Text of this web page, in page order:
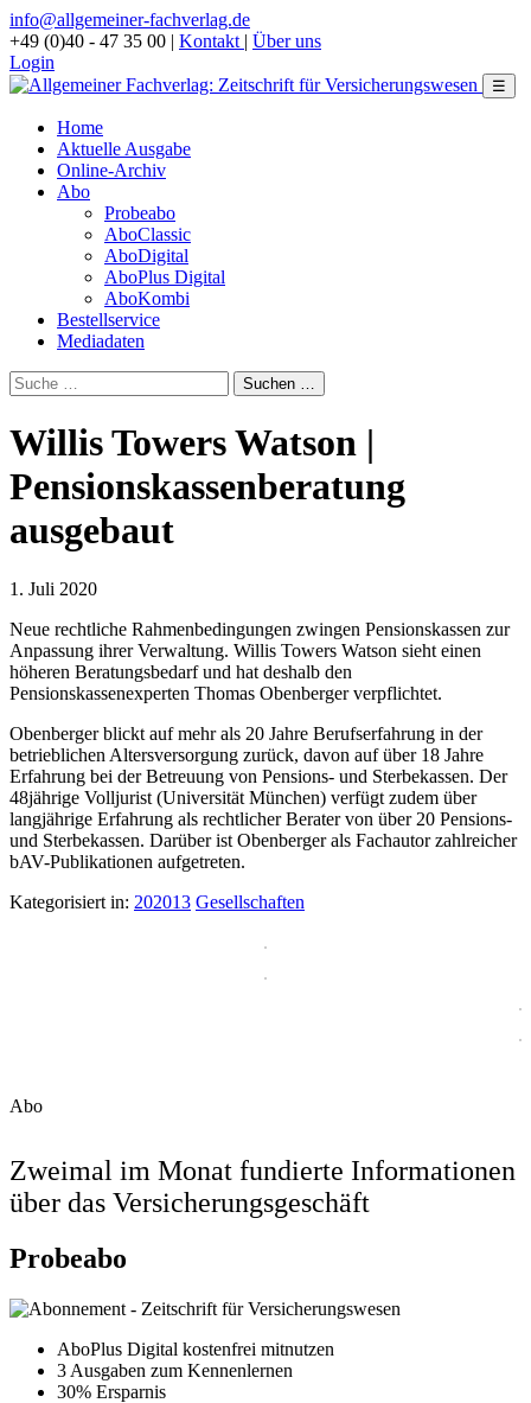
info@allgemeiner-fachverlag.de
+49 (0)40 - 47 35 00 | Kontakt | Über uns
Login
☰
Home
Aktuelle Ausgabe
Online-Archiv
Abo
Probeabo
AboClassic
AboDigital
AboPlus Digital
AboKombi
Bestellservice
Mediadaten
Willis Towers Watson |
Pensionskassenberatung
ausgebaut
1. Juli 2020
Neue rechtliche Rahmenbedingungen zwingen Pensionskassen zur
Anpassung ihrer Verwaltung. Willis Towers Watson sieht einen
höheren Beratungsbedarf und hat deshalb den
Pensionskassenexperten Thomas Obenberger verpflichtet.
Obenberger blickt auf mehr als 20 Jahre Berufserfahrung in der
betrieblichen Altersversorgung zurück, davon auf über 18 Jahre
Erfahrung bei der Betreuung von Pensions- und Sterbekassen. Der
48jährige Volljurist (Universität München) verfügt zudem über
langjährige Erfahrung als rechtlicher Berater von über 20 Pensions-
und Sterbekassen. Darüber ist Obenberger als Fachautor zahlreicher
bAV-Publikationen aufgetreten.
Kategorisiert in: 202013 Gesellschaften
Abo
Zweimal im Monat fundierte Informationen
über das Versicherungsgeschäft
Probeabo
AboPlus Digital kostenfrei mitnutzen
3 Ausgaben zum Kennenlernen
30% Ersparnis